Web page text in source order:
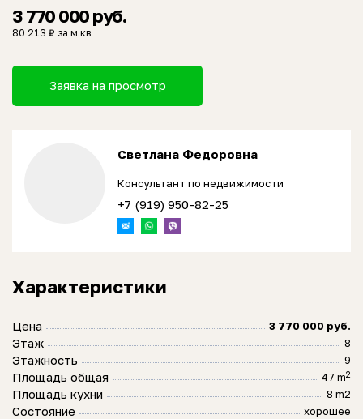
3 770 000 руб.
80 213 ₽ за м.кв
Заявка на просмотр
Светлана Федоровна
Консультант по недвижимости
+7 (919) 950-82-25
Характеристики
Цена 3 770 000 руб.
Этаж 8
Этажность 9
Площадь общая 47 m2
Площадь кухни 8 m2
Состояние хорошее